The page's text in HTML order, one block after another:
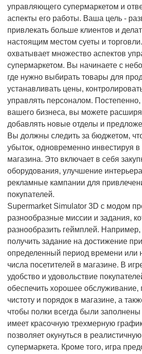
управляющего супермаркетом и
аспекты его работы. Ваша цель -
привлекать больше клиентов и
настоящим местом суеты и
охватывает множество аспектов
супермаркетом. Вы начинаете с
где нужно выбирать товары для
устанавливать цены,
управлять персоналом.
вашего бизнеса, вы можете
добавлять новые отделы и
Вы должны следить за бюджетом,
убыток, одновременно инвестируя в
магазина. Это включает в себя
оборудования, улучшение
рекламные кампании для
покупателей.
Supermarket Simulator 3D с модом
разнообразные миссии и задания,
разнообразить геймплей.
получить задание на достижение
определенный период времени или
числа посетителей в магазине. В
удобство и удовольствие
обеспечить хорошее обслуживание,
чистоту и порядок в магазине, а
чтобы полки всегда были
имеет красочную трехмерную
позволяет окунуться в
супермаркета. Кроме того, игра